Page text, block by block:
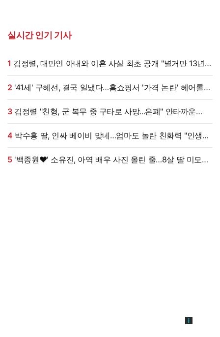
실시간 인기 기사
1
(데이앤나잇)
2
대박, 무려 '3만 장' 돌파 [엑's 이슈]
3김정렬 "친형, 군 복무 중 구타로 사망...은폐" 안타까운
가족사 (데이앤나잇)[전일야화]
4
N회차"
5'백종원♥' 소유진, 아역 배우 사진 올린 줄…8살 딸 미모